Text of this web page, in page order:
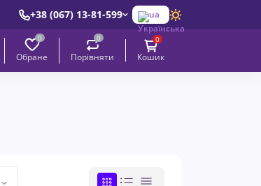
+38 (067) 13-81-599 ua
0
Обране
0
Порівняти
0
Кошик